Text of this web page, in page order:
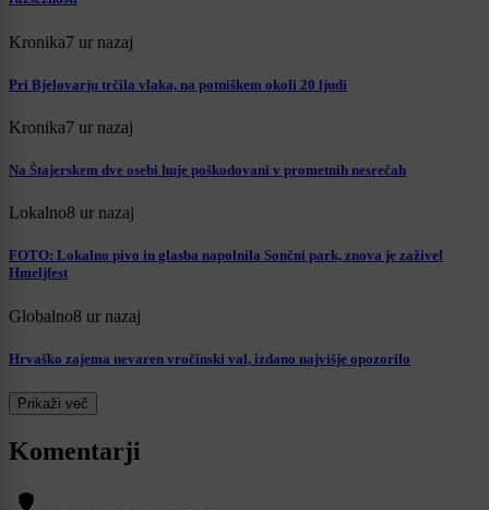
Kronika7 ur nazaj
Pri Bjelovarju trčila vlaka, na potniškem okoli 20 ljudi
Kronika7 ur nazaj
Na Štajerskem dve osebi huje poškodovani v prometnih nesrečah
Lokalno8 ur nazaj
FOTO: Lokalno pivo in glasba napolnila Sončni park, znova je zaživel
Hmeljfest
Globalno8 ur nazaj
Hrvaško zajema nevaren vročinski val, izdano najvišje opozorilo
Prikaži več
Komentarji